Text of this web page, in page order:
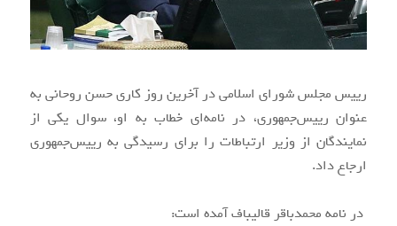
رییس مجلس شورای اسلامی در آخرین روز کاری حسن روحانی به
عنوان رییس‌جمهوری، در نامه‌ای خطاب به او، سوال یکی از
نمایندگان از وزیر ارتباطات را برای رسیدگی به رییس‌جمهوری
ارجاع داد.
در نامه محمدباقر قالیباف آمده است: